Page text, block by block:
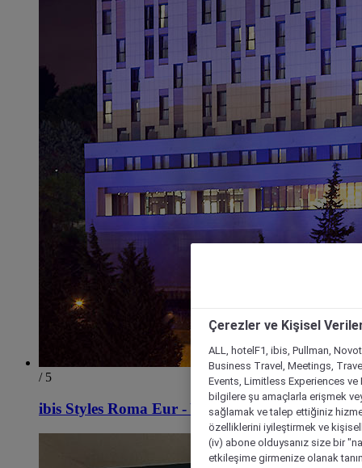
/ 5
ibis Styles Roma Eur - Yeni açıldı
Çerezler ve Kişisel
ALL, hotelF1, ibis, Pullman,
Business Travel, Meetings,
Events, Limitless Experiences
bilgilere şu amaçlarla erişmek
sağlamak ve talep ettiğiniz
özelliklerini iyileştirmek ve
(iv) abone olduysanız size bir
etkileşime girmenize olanak